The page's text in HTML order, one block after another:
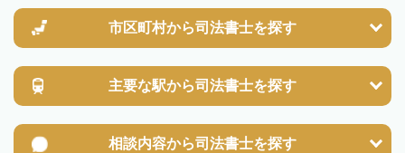
市区町村から司法書士を探す
主要な駅から司法書士を探す
相談内容から司法書士を探す